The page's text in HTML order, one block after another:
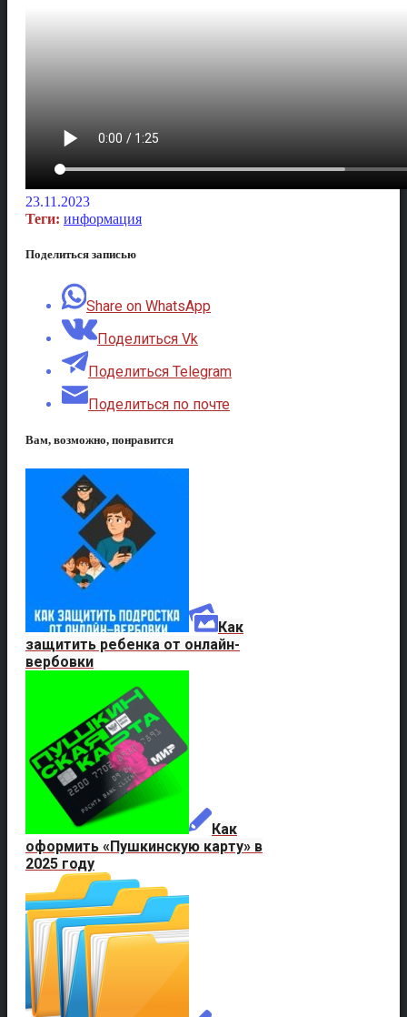
23.11.2023
Теги: информация
Поделиться записью
Share on WhatsApp
Поделиться Vk
Поделиться Telegram
Поделиться по почте
Вам, возможно, понравится
Как
защитить ребенка от онлайн-
вербовки
Как
оформить «Пушкинскую карту» в
2025 году